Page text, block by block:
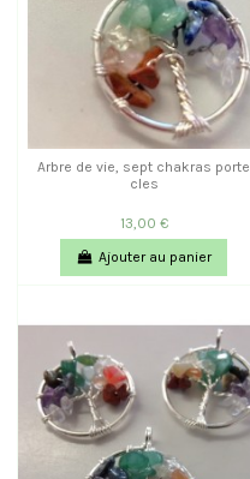
Arbre de vie, sept chakras porte
cles
13,00 €
Ajouter au panier